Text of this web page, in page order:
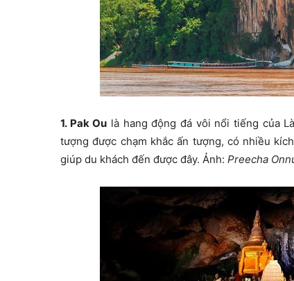
1. Pak Ou là hang động đá vôi nổi tiếng của
tượng được chạm khắc ấn tượng, có nhiều
giúp du khách đến được đây. Ảnh: Preecha